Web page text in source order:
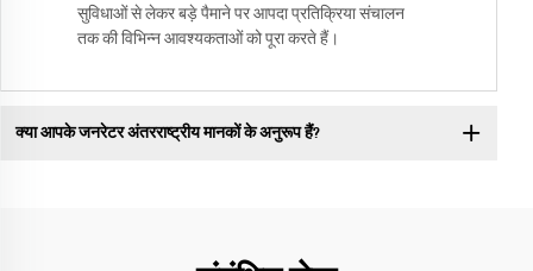
सुविधाओं से लेकर बड़े पैमाने पर आपदा प्रतिक्रिया संचालन
तक की विभिन्न आवश्यकताओं को पूरा करते हैं।
क्या आपके जनरेटर अंतरराष्ट्रीय मानकों के अनुरूप हैं?